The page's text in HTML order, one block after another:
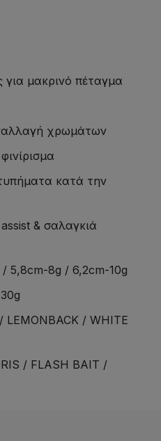
μακρινό πέταγμα
χρωμάτων
κατά την
& σαλαγκιά
5,8cm-8g / 6,2cm-10g
LEMONBACK / WHITE
/ FLASH BAIT /